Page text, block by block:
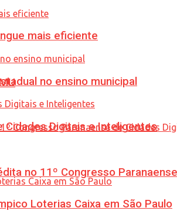
no 11º Congresso
mais eficiente
no ensino municipal
Cidades Digitais e Inteligentes
Loterias Caixa em São Paulo